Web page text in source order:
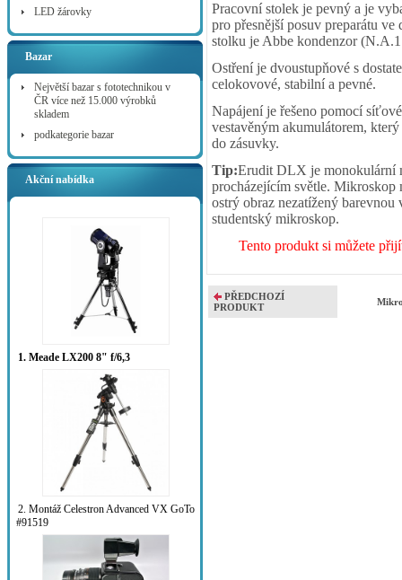
LED žárovky
Bazar
Největší bazar s fototechnikou v
ČR více než 15.000 výrobků
skladem
podkategorie bazar
Akční nabídka
1. Meade LX200 8" f/6,3
2. Montáž Celestron Advanced VX GoTo
#91519
Pracovní stolek je pevný a je
pro přesnější posuv preparátu
stolku je Abbe kondenzor
Ostření je dvoustupňové s
celokovové, stabilní a pevné.
Napájení je řešeno pomocí
vestavěným akumulátorem,
do zásuvky.
Tip:Erudit DLX je monokulární
procházejícím světle.
ostrý obraz nezatížený
studentský mikroskop.
Tento produkt si můžete
PŘEDCHOZÍ
PRODUKT